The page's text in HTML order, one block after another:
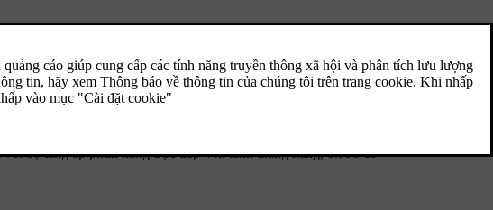
bộ tăng áp phun xăng trực tiếp 4 xi lanh thẳng hàng, 1.998 cc